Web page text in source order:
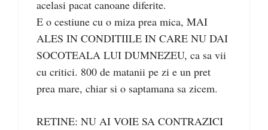
acelasi pacat canoane diferite.
E o cestiune cu o miza prea mica, MAI
ALES IN CONDITIILE IN CARE NU DAI
SOCOTEALA LUI DUMNEZEU, ca sa vii
cu critici. 800 de matanii pe zi e un pret
prea mare, chiar si o saptamana sa zicem.
RETINE: NU AI VOIE SA CONTRAZICI